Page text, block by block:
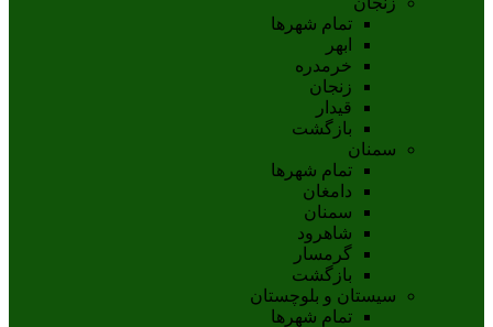
تمام شهر‌ها
ابهر
خرمدره
زنجان
قيدار
بازگشت
سمنان
تمام شهر‌ها
دامغان
سمنان
شاهرود
گرمسار
بازگشت
سیستان و بلوچستان
تمام شهر‌ها